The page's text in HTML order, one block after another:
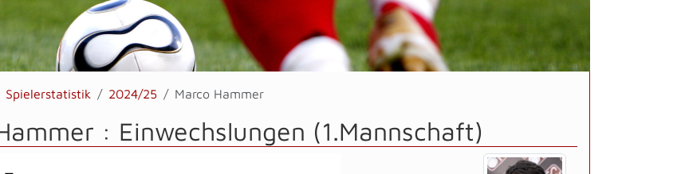
Spielerstatistik 2024/25 Marco Hammer
: Einwechslungen (1.Mannschaft)